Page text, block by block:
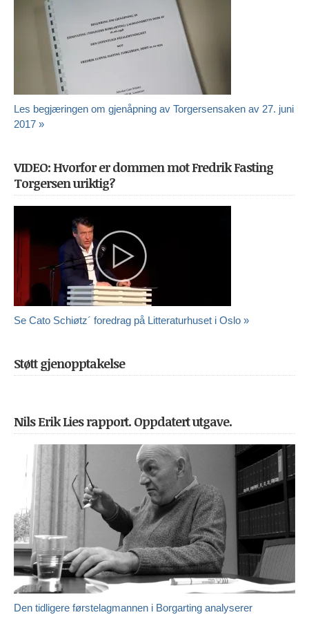
Les begjæringen om gjenåpning av Torgersensaken av 27. juni
2017 »
VIDEO: Hvorfor er dommen mot Fredrik Fasting
Torgersen uriktig?
Se Cato Schiøtz´ foredrag på Litteraturhuset i Oslo »
Støtt gjenopptakelse
Nils Erik Lies rapport. Oppdatert utgave.
Den tidligere førstelagmannen i Borgarting analyserer